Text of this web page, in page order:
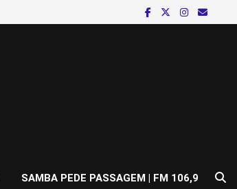
SAMBA PEDE PASSAGEM | FM 106,9